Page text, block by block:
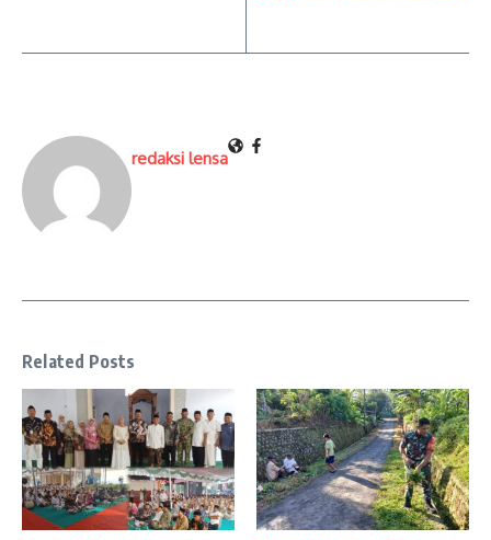
redaksi lensa
Related Posts